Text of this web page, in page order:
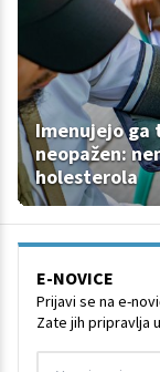
Imenujejo ga
neopažen:
holesterola
E-NOVICE
Prijavi se na e-
Zate jih pripravlja